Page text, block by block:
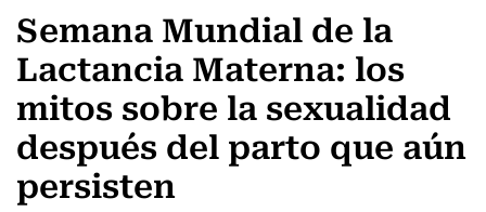
Semana Mundial de la
Lactancia Materna: los
mitos sobre la sexualidad
después del parto que aún
persisten